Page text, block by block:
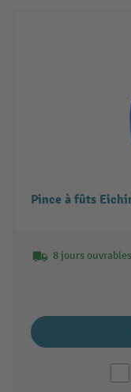
Pince à fûts
8 jours ouvrables